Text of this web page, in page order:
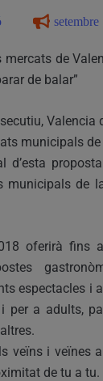
mercats de
de balar”
municipals de
d’esta
municipals de
oferirà fins
espectacles i
per a adults,
veïns i veïnes
de tu a tu.